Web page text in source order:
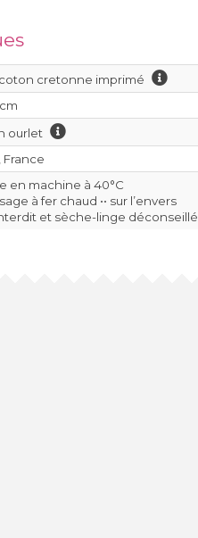
coton cretonne imprimé
ourlet
France
en machine à 40°C
à fer chaud •• sur l’envers
et sèche-linge déconseillé